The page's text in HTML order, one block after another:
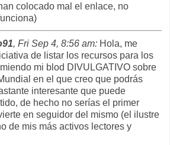
colocado mal el enlace, no
, Fri Sep 4, 8:56 am: Hola, me
de listar los recursos para los
mi blod DIVULGATIVO sobre
en el que creo que podrás
interesante que puede
de hecho no serías el primer
en seguidor del mismo (el ilustre
de mis más activos lectores y